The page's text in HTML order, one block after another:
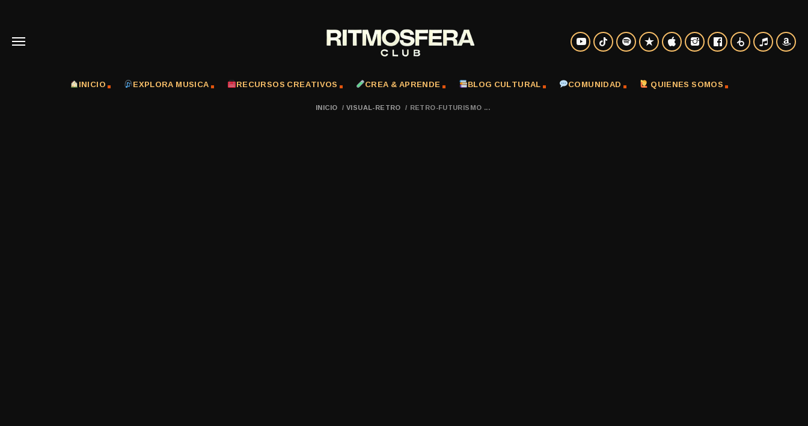
INICIO EXPLORA MUSICA RECURSOS CREATIVOS CREA & APRENDE BLOG CULTURAL COMUNIDAD QUIENES SOMOS
INICIO /VISUAL-RETRO / RETRO-FUTURISMO ...